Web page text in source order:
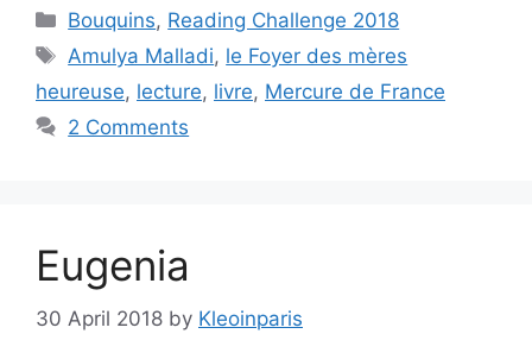
Categories
Bouquins, Reading Challenge 2018
Tags
Amulya Malladi, le Foyer des mères
heureuse, lecture, livre, Mercure de France
2 Comments
Eugenia
30 April 2018 by Kleoinparis